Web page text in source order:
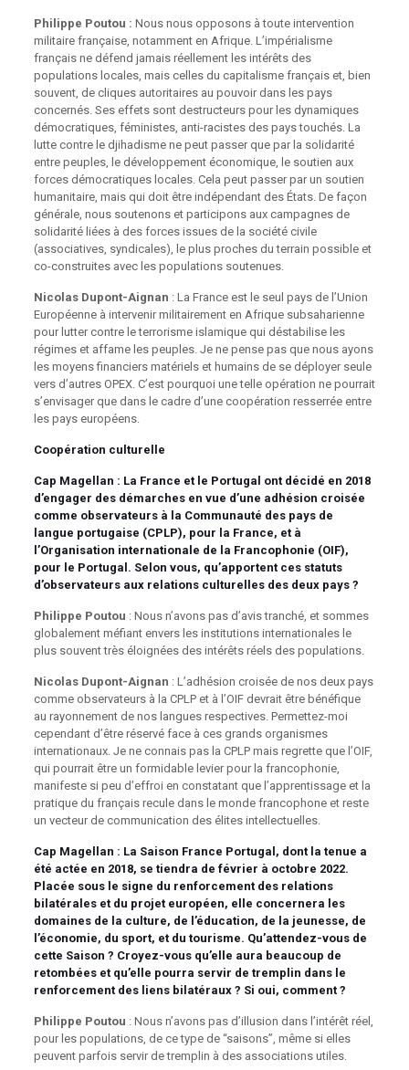
Philippe Poutou : Nous nous opposons à toute intervention
militaire française, notamment en Afrique. L’impérialisme
français ne défend jamais réellement les intérêts des
populations locales, mais celles du capitalisme français et, bien
souvent, de cliques autoritaires au pouvoir dans les pays
concernés. Ses effets sont destructeurs pour les dynamiques
démocratiques, féministes, anti-racistes des pays touchés. La
lutte contre le djihadisme ne peut passer que par la solidarité
entre peuples, le développement économique, le soutien aux
forces démocratiques locales. Cela peut passer par un soutien
humanitaire, mais qui doit être indépendant des États. De façon
générale, nous soutenons et participons aux campagnes de
solidarité liées à des forces issues de la société civile
(associatives, syndicales), le plus proches du terrain possible et
co-construites avec les populations soutenues.
Nicolas Dupont-Aignan : La France est le seul pays de l’Union
Européenne à intervenir militairement en Afrique subsaharienne
pour lutter contre le terrorisme islamique qui déstabilise les
régimes et affame les peuples. Je ne pense pas que nous ayons
les moyens financiers matériels et humains de se déployer seule
vers d’autres OPEX. C’est pourquoi une telle opération ne pourrait
s’envisager que dans le cadre d’une coopération resserrée entre
les pays européens.
Coopération culturelle
Cap Magellan : La France et le Portugal ont décidé en 2018
d’engager des démarches en vue d’une adhésion croisée
comme observateurs à la Communauté des pays de
langue portugaise (CPLP), pour la France, et à
l’Organisation internationale de la Francophonie (OIF),
pour le Portugal. Selon vous, qu’apportent ces statuts
d’observateurs aux relations culturelles des deux pays ?
Philippe Poutou : Nous n’avons pas d’avis tranché, et sommes
globalement méfiant envers les institutions internationales le
plus souvent très éloignées des intérêts réels des populations.
Nicolas Dupont-Aignan : L’adhésion croisée de nos deux pays
comme observateurs à la CPLP et à l’OIF devrait être bénéfique
au rayonnement de nos langues respectives. Permettez-moi
cependant d’être réservé face à ces grands organismes
internationaux. Je ne connais pas la CPLP mais regrette que l’OIF,
qui pourrait être un formidable levier pour la francophonie,
manifeste si peu d’effroi en constatant que l’apprentissage et la
pratique du français recule dans le monde francophone et reste
un vecteur de communication des élites intellectuelles.
Cap Magellan : La Saison France Portugal, dont la tenue a
été actée en 2018, se tiendra de février à octobre 2022.
Placée sous le signe du renforcement des relations
bilatérales et du projet européen, elle concernera les
domaines de la culture, de l’éducation, de la jeunesse, de
l’économie, du sport, et du tourisme. Qu’attendez-vous de
cette Saison ? Croyez-vous qu’elle aura beaucoup de
retombées et qu’elle pourra servir de tremplin dans le
renforcement des liens bilatéraux ? Si oui, comment ?
Philippe Poutou : Nous n’avons pas d’illusion dans l’intérêt réel,
pour les populations, de ce type de “saisons”, même si elles
peuvent parfois servir de tremplin à des associations utiles.